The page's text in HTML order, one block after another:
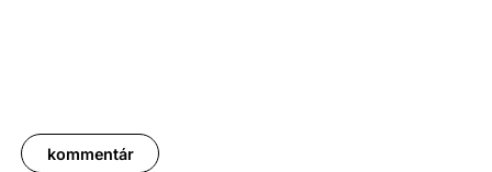
kommentár